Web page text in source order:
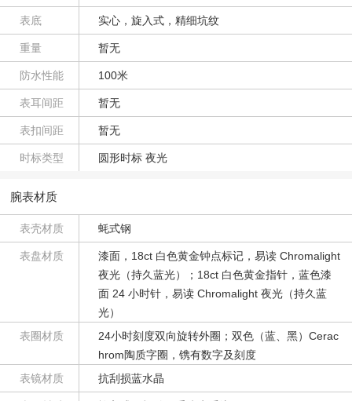
表底 实心，旋入式，精细坑纹
重量 暂无
防水性能 100米
表耳间距 暂无
表扣间距 暂无
时标类型 圆形时标 夜光
腕表材质
表壳材质 蚝式钢
表盘材质
漆面，18ct 白色黄金钟点标记，易读 Chromalight
夜光（持久蓝光）；18ct 白色黄金指针，蓝色漆
面 24 小时针，易读 Chromalight 夜光（持久蓝
光）
表圈材质
24小时刻度双向旋转外圈；双色（蓝、黑）Cerac
hrom陶质字圈，镌有数字及刻度
表镜材质
抗刮损蓝水晶